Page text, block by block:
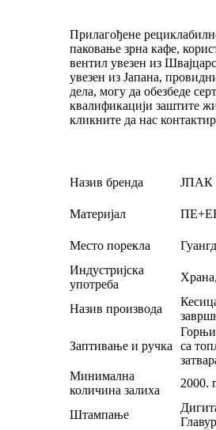
Прилагођене
паковање зрна кафе,
вентил увезен из
увезен из Јапана,
дела, могу да обезбеде
квалификацији заштите
кликните да нас
Назив бренда ЈПАК
Материјал
Место порекла
Индустријска
употреба
Назив производа
Заптивање и ручка
Горњи
са
Минимална
количина залиха
2000.
Штампање